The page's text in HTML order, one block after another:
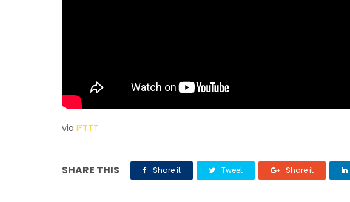
via IFTTT
SHARE THIS Share it Tweet Share it